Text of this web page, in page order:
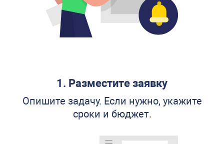
1. Разместите заявку
Опишите задачу. Если нужно, укажите
сроки и бюджет.